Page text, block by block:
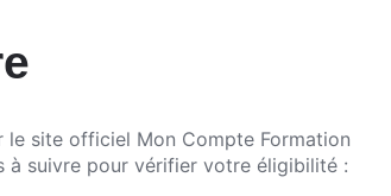
site officiel Mon Compte Formation
à suivre pour vérifier votre éligibilité :